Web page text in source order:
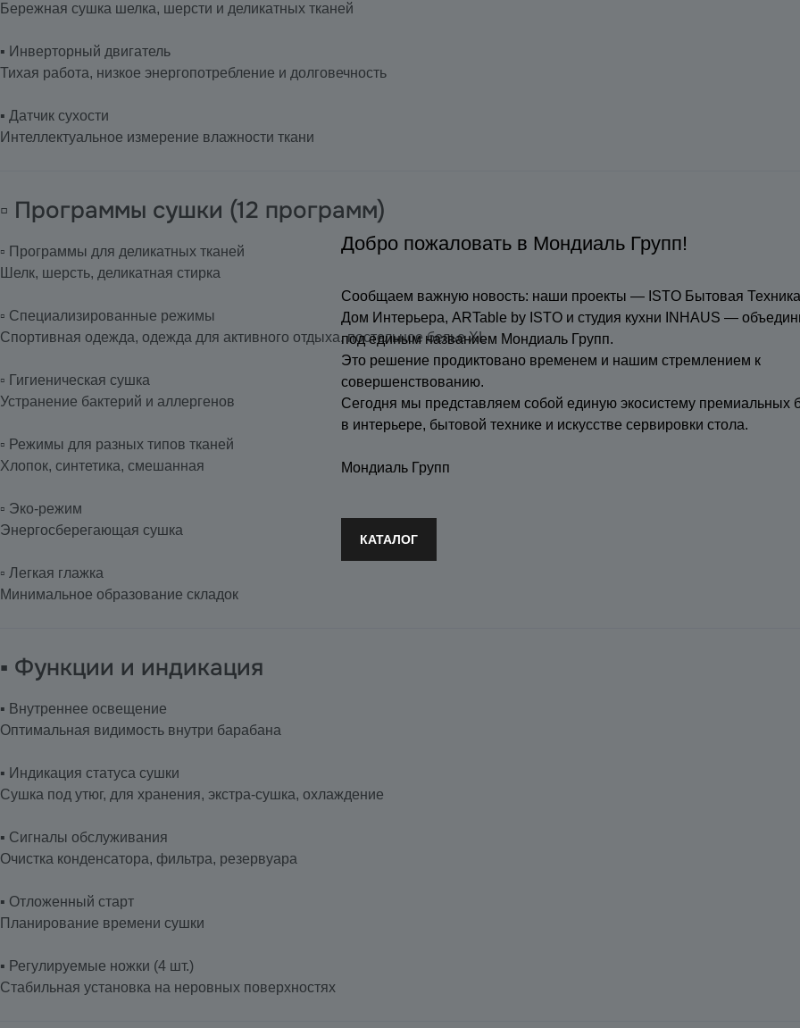
Бережная сушка шелка, шерсти и деликатных тканей
▪️ Инверторный двигатель
Тихая работа, низкое энергопотребление и долговечность
▪️ Датчик сухости
Интеллектуальное измерение влажности ткани
▫️ Программы сушки (12 программ)
▫️ Программы для деликатных тканей
Шелк, шерсть, деликатная стирка
▫️ Специализированные режимы
Спортивная одежда, одежда для активного отдыха, постельное белье XL
▫️ Гигиеническая сушка
Устранение бактерий и аллергенов
▫️ Режимы для разных типов тканей
Хлопок, синтетика, смешанная
▫️ Эко-режим
Энергосберегающая сушка
▫️ Легкая глажка
Минимальное образование складок
▪️ Функции и индикация
▪️ Внутреннее освещение
Оптимальная видимость внутри барабана
▪️ Индикация статуса сушки
Сушка под утюг, для хранения, экстра-сушка, охлаждение
▪️ Сигналы обслуживания
Очистка конденсатора, фильтра, резервуара
▪️ Отложенный старт
Планирование времени сушки
▪️ Регулируемые ножки (4 шт.)
Стабильная установка на неровных поверхностях
Добро пожаловать в Мондиаль Групп!
Сообщаем важную новость: наши проекты — ISTO Бытовая
Дом Интерьера, ARTable by ISTO и студия кухни INHAUS —
под единым названием Мондиаль Групп.
Это решение продиктовано временем и нашим стремлением к
совершенствованию.
Сегодня мы представляем собой единую экосистему премиальных
в интерьере, бытовой технике и искусстве сервировки стола.
Мондиаль Групп
КАТАЛОГ